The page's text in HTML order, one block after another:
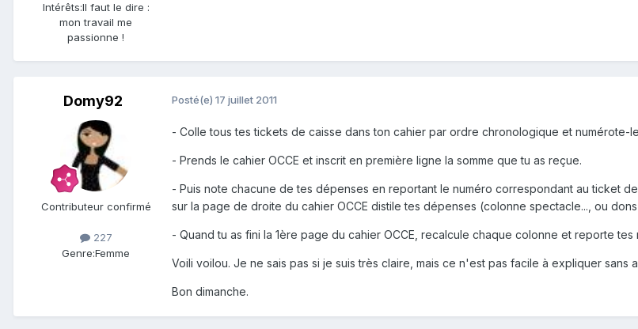
Intérêts:Il faut le dire :
mon travail me
passionne !
Domy92
Contributeur confirmé
227
Genre:Femme
Posté(e) 17 juillet 2011
- Colle tous tes tickets de caisse dans ton cahier par ordre chronologique et numérote-
- Prends le cahier OCCE et inscrit en première ligne la somme que tu as reçue.
- Puis note chacune de tes dépenses en reportant le numéro correspondant au ticket
sur la page de droite du cahier OCCE distile tes dépenses (colonne spectacle..., ou
- Quand tu as fini la 1ère page du cahier OCCE, recalcule chaque colonne et reporte
Voili voilou. Je ne sais pas si je suis très claire, mais ce n'est pas facile à expliquer sans
Bon dimanche.